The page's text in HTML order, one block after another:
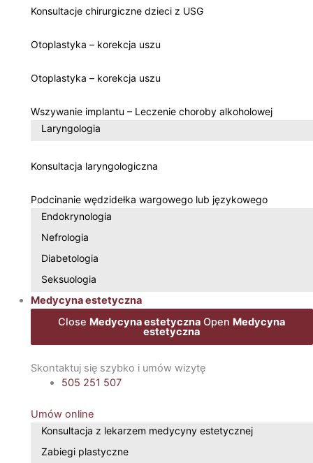
Konsultacje chirurgiczne dzieci z USG
Otoplastyka – korekcja uszu
Otoplastyka – korekcja uszu
Wszywanie implantu – Leczenie choroby alkoholowej
Laryngologia
Konsultacja laryngologiczna
Podcinanie wędzidełka wargowego lub językowego
Endokrynologia
Nefrologia
Diabetologia
Seksuologia
Medycyna estetyczna
Close Medycyna estetyczna Open Medycyna
estetyczna
Skontaktuj się szybko i umów wizytę
505 251 507
Umów online
Konsultacja z lekarzem medycyny estetycznej
Zabiegi plastyczne